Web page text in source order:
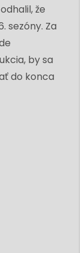
že
sezóny. Za
by sa
do konca